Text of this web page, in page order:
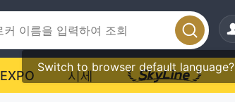
Switch to browser default language?
EXPO 시세